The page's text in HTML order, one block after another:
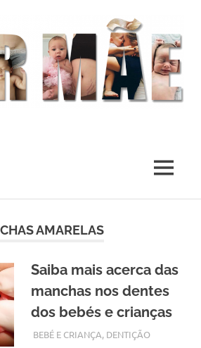
MENU
AMARELAS
Saiba mais acerca das
manchas nos dentes
dos bebés e crianças
SETEMBRO 28, 2017
ADMIN
BEBÉ E CRIANÇA, DENTIÇÃO